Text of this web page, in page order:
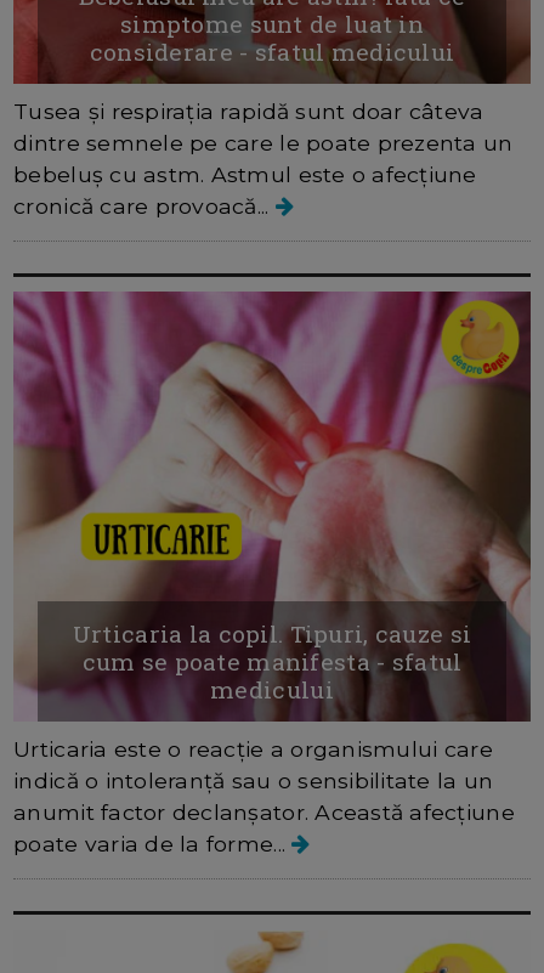
simptome sunt de luat in
considerare - sfatul medicului
Tusea și respirația rapidă sunt doar câteva
dintre semnele pe care le poate prezenta un
bebeluș cu astm. Astmul este o afecțiune
cronică care provoacă...
Urticaria la copil. Tipuri, cauze si
cum se poate manifesta - sfatul
medicului
Urticaria este o reacție a organismului care
indică o intoleranță sau o sensibilitate la un
anumit factor declanșator. Această afecțiune
poate varia de la forme...